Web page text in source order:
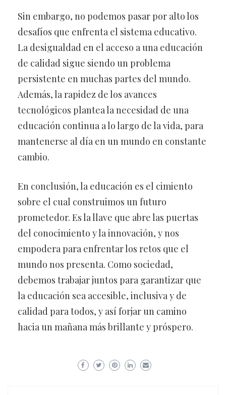
Sin embargo, no podemos pasar por alto los
desafíos que enfrenta el sistema educativo.
La desigualdad en el acceso a una educación
de calidad sigue siendo un problema
persistente en muchas partes del mundo.
Además, la rapidez de los avances
tecnológicos plantea la necesidad de una
educación continua a lo largo de la vida, para
mantenerse al día en un mundo en constante
cambio.
En conclusión, la educación es el cimiento
sobre el cual construimos un futuro
prometedor. Es la llave que abre las puertas
del conocimiento y la innovación, y nos
empodera para enfrentar los retos que el
mundo nos presenta. Como sociedad,
debemos trabajar juntos para garantizar que
la educación sea accesible, inclusiva y de
calidad para todos, y así forjar un camino
hacia un mañana más brillante y próspero.